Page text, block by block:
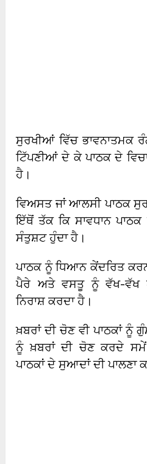
ਸੁਰਖੀਆਂ ਵਿੱਚ
ਟਿੱਪਣੀਆਂ ਦੇ ਕੇ ਪਾਠਕ ਦੇ
ਹੈ।
ਵਿਅਸਤ ਜਾਂ ਆਲਸੀ ਪਾਠਕ
ਇੱਥੋਂ ਤੱਕ ਕਿ ਸਾਵਧਾਨ
ਸੰਤੁਸ਼ਟ ਹੁੰਦਾ ਹੈ।
ਪਾਠਕ ਨੂੰ ਧਿਆਨ ਕੇਂਦਰਿਤ
ਪੈਰੇ ਅਤੇ ਵਸਤੂ ਨੂੰ ਵੱਖ-ਵੱਖ
ਨਿਰਾਸ਼ ਕਰਦਾ ਹੈ।
ਖ਼ਬਰਾਂ ਦੀ ਚੋਣ ਵੀ ਪਾਠਕਾਂ ਨੂੰ
ਨੂੰ ਖ਼ਬਰਾਂ ਦੀ ਚੋਣ ਕਰਦੇ
ਪਾਠਕਾਂ ਦੇ ਸੁਆਦਾਂ ਦੀ ਪਾਲਣਾ